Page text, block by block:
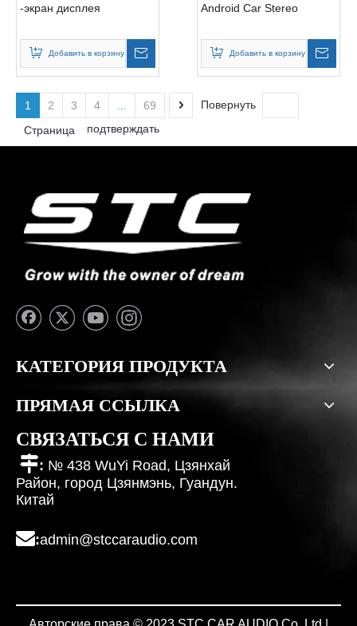
-экран дисплея
Добавить в корзину
Android Car Stereo
Добавить в корзину
1 2 3 4 69
Повернуть
Страница
подтверждать
КАТЕГОРИЯ ПРОДУКТА
ПРЯМАЯ ССЫЛКА
СВЯЗАТЬСЯ С НАМИ
: № 438 WuYi Road, Цзянхай
Район, город Цзянмэнь, Гуандун.
Китай
:admin@stccaraudio.com